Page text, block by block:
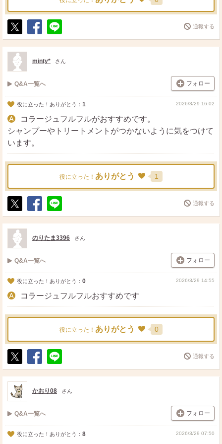
ポ
ス
ト
シ
ェ
送
る
通報する
minty* さん
Q&A一覧へ フォロー
役に立った！ありがとう： 1 2026/3/29 16:02
コラージュフルフルがおすすめです。
シャンプーやトリートメントがつかないように気をつけて
います。
役に立った！ ありがとう 1
ポ
ス
ト
シ
ェ
送
る
通報する
のりたま3396 さん
Q&A一覧へ フォロー
役に立った！ありがとう： 0 2026/3/29 14:55
コラージュフルフルおすすめです
役に立った！ ありがとう 0
ポ
ス
ト
シ
ェ
送
る
通報する
かおり08 さん
Q&A一覧へ フォロー
役に立った！ありがとう： 8 2026/3/29 07:50